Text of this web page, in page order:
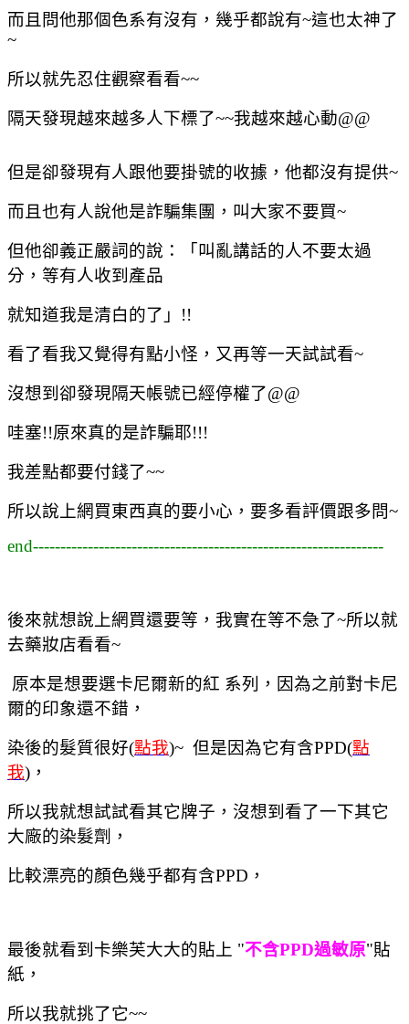
而且問他那個色系有沒有，幾乎都說有~這也太神了
~
所以就先忍住觀察看看~~
隔天發現越來越多人下標了~~我越來越心動@@
但是卻發現有人跟他要掛號的收據，他都沒有提供~
而且也有人說他是詐騙集團，叫大家不要買~
但他卻義正嚴詞的說：「叫亂講話的人不要太過
分，等有人收到產品
就知道我是清白的了」!!
看了看我又覺得有點小怪，又再等一天試試看~
沒想到卻發現隔天帳號已經停權了@@
哇塞!!原來真的是詐騙耶!!!
我差點都要付錢了~~
所以說上網買東西真的要小心，要多看評價跟多問~
end----------------------------------------------------------------
後來就想說上網買還要等，我實在等不急了~所以就
去藥妝店看看~
原本是想要選卡尼爾新的紅 系列，因為之前對卡尼
爾的印象還不錯，
染後的髮質很好(點我)~ 但是因為它有含PPD(點
我)，
所以我就想試試看其它牌子，沒想到看了一下其它
大廠的染髮劑，
比較漂亮的顏色幾乎都有含PPD，
最後就看到卡樂芙大大的貼上 "不含PPD過敏原"貼
紙，
所以我就挑了它~~